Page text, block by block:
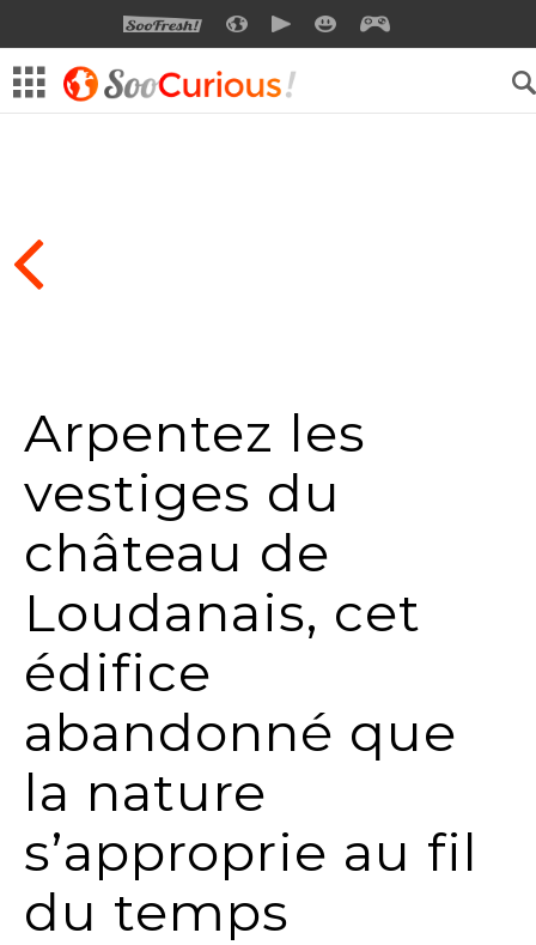
SOOFRESHSOOCURIOUSSOOMOTION
SOOSMILE
Arpentez les
vestiges du
château de
Loudanais, cet
édifice
abandonné que
la nature
s’approprie au fil
du temps